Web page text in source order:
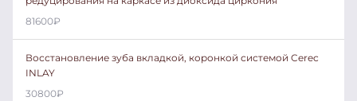
81600₽
Восстановление зуба вкладкой, коронкой системой Cerec
INLAY
30800₽